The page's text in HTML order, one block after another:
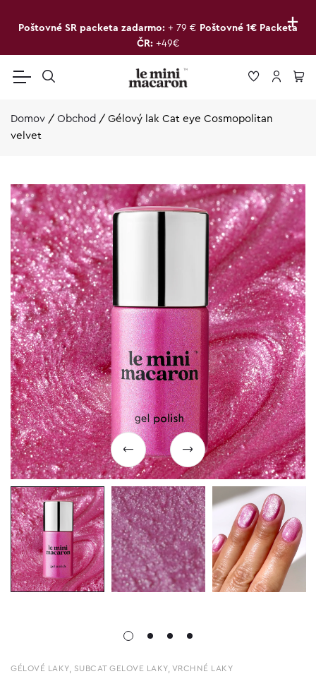
+
Poštovné SR packeta zadarmo: + 79 € Poštovné 1€ Packeta
ČR: +49€
Domov / Obchod / Gélový lak Cat eye Cosmopolitan
velvet
GÉLOVÉ LAKY, SUBCAT GELOVE LAKY, VRCHNÉ LAKY